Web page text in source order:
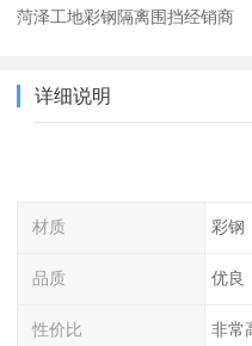
菏泽工地彩钢隔离围挡经销商
详细说明
材质 彩钢
品质 优良
性价比 非常